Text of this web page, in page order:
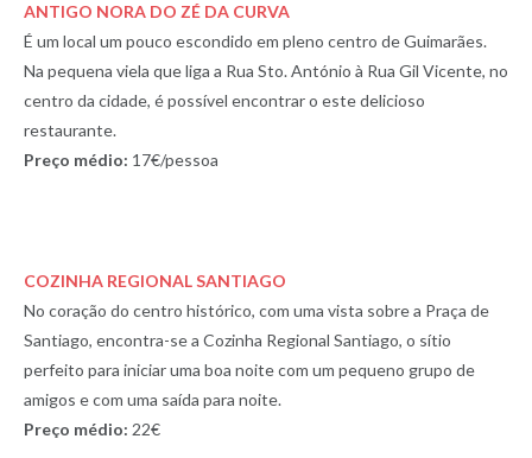
ANTIGO NORA DO ZÉ DA CURVA
É um local um pouco escondido em pleno centro de Guimarães.
Na pequena viela que liga a Rua Sto. António à Rua Gil Vicente, no
centro da cidade, é possível encontrar o este delicioso
restaurante.
Preço médio: 17€/pessoa
COZINHA REGIONAL SANTIAGO
No coração do centro histórico, com uma vista sobre a Praça de
Santiago, encontra-se a Cozinha Regional Santiago, o sítio
perfeito para iniciar uma boa noite com um pequeno grupo de
amigos e com uma saída para noite.
Preço médio: 22€